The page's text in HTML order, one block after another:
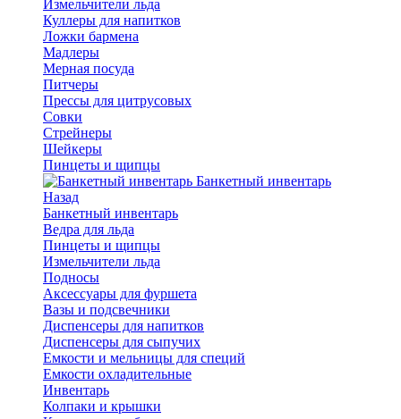
Измельчители льда
Куллеры для напитков
Ложки бармена
Мадлеры
Мерная посуда
Питчеры
Прессы для цитрусовых
Совки
Стрейнеры
Шейкеры
Пинцеты и щипцы
Банкетный инвентарь
Назад
Банкетный инвентарь
Ведра для льда
Пинцеты и щипцы
Измельчители льда
Подносы
Аксессуары для фуршета
Вазы и подсвечники
Диспенсеры для напитков
Диспенсеры для сыпучих
Емкости и мельницы для специй
Емкости охладительные
Инвентарь
Колпаки и крышки